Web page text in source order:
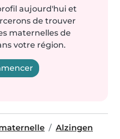
aujourd'hui et
de trouver
maternelles de
votre région.
Alzingen